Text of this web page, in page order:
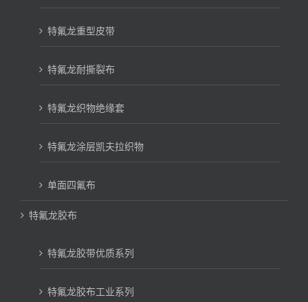
特氟龙重型皮带
特氟龙耐撕裂布
特氟龙织物绝缘套
特氟龙涂层凯夫拉织物
单面四氟布
特氟龙胶布
特氟龙胶带优质系列
特氟龙胶布工业系列